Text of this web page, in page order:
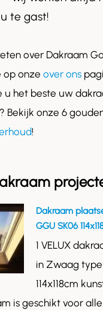
te gast!
over Dakraam
op onze over ons
u het beste uw
Bekijk onze 6
!
Dakraam
GGU SK06
1 VELUX
in Zwaag type
114x118cm
is geschikt voor